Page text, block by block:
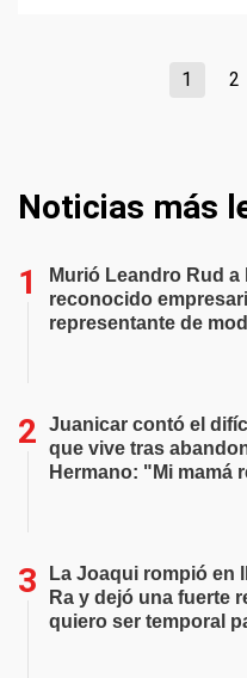
1 2
Noticias más
Murió Leandro Rud a
reconocido
representante de
Juanicar contó el
que vive tras
Hermano: "Mi mamá
La Joaqui rompió en
Ra y dejó una fuerte
quiero ser temporal